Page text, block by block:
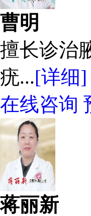
曹明
擅长诊治
疣...[详细]
在线咨询
蒋丽新